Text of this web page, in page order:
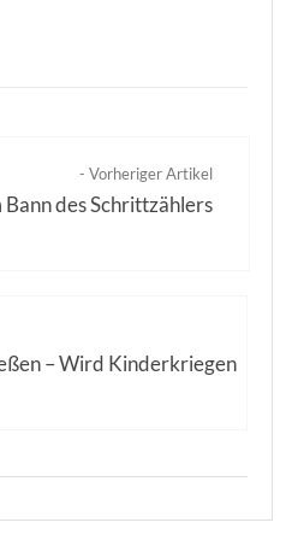
- Vorheriger Artikel
Bann des Schrittzählers
– Wird Kinderkriegen